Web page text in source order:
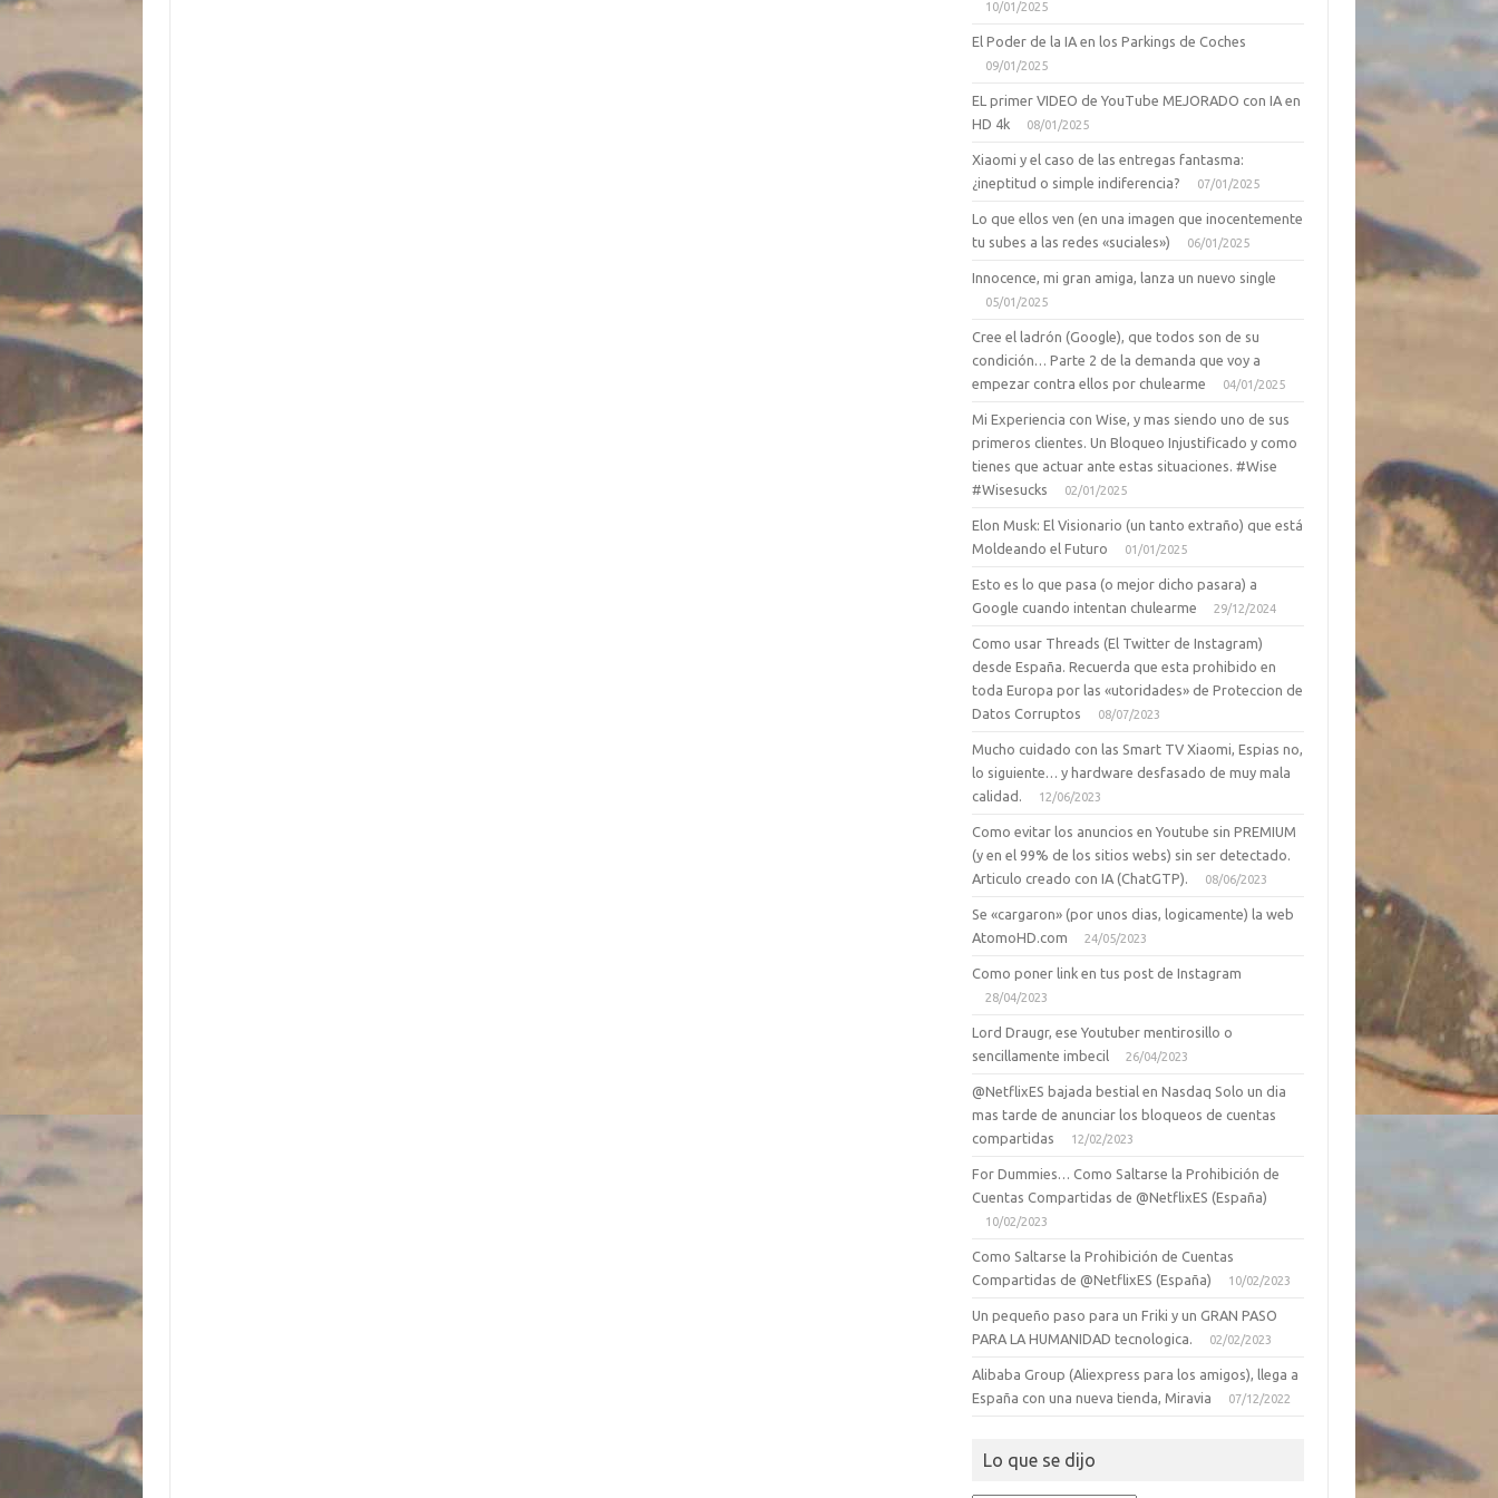
10/01/2025
El Poder de la IA en los Parkings de Coches
09/01/2025
EL primer VIDEO de YouTube MEJORADO con IA en
HD 4k
08/01/2025
Xiaomi y el caso de las entregas fantasma:
¿ineptitud o simple indiferencia?
07/01/2025
Lo que ellos ven (en una imagen que inocentemente
tu subes a las redes «suciales»)
06/01/2025
Innocence, mi gran amiga, lanza un nuevo single
05/01/2025
Cree el ladrón (Google), que todos son de su
condición… Parte 2 de la demanda que voy a
empezar contra ellos por chulearme
04/01/2025
Mi Experiencia con Wise, y mas siendo uno de sus
primeros clientes. Un Bloqueo Injustificado y como
tienes que actuar ante estas situaciones. #Wise
#Wisesucks
02/01/2025
Elon Musk: El Visionario (un tanto extraño) que está
Moldeando el Futuro
01/01/2025
Esto es lo que pasa (o mejor dicho pasara) a
Google cuando intentan chulearme
29/12/2024
Como usar Threads (El Twitter de Instagram)
desde España. Recuerda que esta prohibido en
toda Europa por las «utoridades» de Proteccion de
Datos Corruptos
08/07/2023
Mucho cuidado con las Smart TV Xiaomi, Espias no,
lo siguiente… y hardware desfasado de muy mala
calidad.
12/06/2023
Como evitar los anuncios en Youtube sin PREMIUM
(y en el 99% de los sitios webs) sin ser detectado.
Articulo creado con IA (ChatGTP).
08/06/2023
Se «cargaron» (por unos dias, logicamente) la web
AtomoHD.com
24/05/2023
Como poner link en tus post de Instagram
28/04/2023
Lord Draugr, ese Youtuber mentirosillo o
sencillamente imbecil
26/04/2023
@NetflixES bajada bestial en Nasdaq Solo un dia
mas tarde de anunciar los bloqueos de cuentas
compartidas
12/02/2023
For Dummies… Como Saltarse la Prohibición de
Cuentas Compartidas de @NetflixES (España)
10/02/2023
Como Saltarse la Prohibición de Cuentas
Compartidas de @NetflixES (España)
10/02/2023
Un pequeño paso para un Friki y un GRAN PASO
PARA LA HUMANIDAD tecnologica.
02/02/2023
Alibaba Group (Aliexpress para los amigos), llega a
España con una nueva tienda, Miravia
07/12/2022
Lo que se dijo